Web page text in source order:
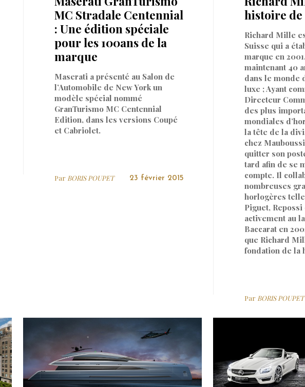
MC Stradale Centennial
: Une édition spéciale
pour les 100ans de la
marque
Maserati a présenté au Salon de
l’Automobile de New York un
modèle spécial nommé
GranTurismo MC Centennial
Edition, dans les versions Coupé
et Cabriolet.
Par BORIS POUPET 23 février 2015
histoire
Richard Mille
Suisse qui a
marque en
maintenant 40
dans le monde
luxe ; Ayant
Directeur
des plus
mondiales
la tête de la
chez
quitter son
tard afin de se
compte. Il
nombreuses
horlogères
Piguet,
activement au
Baccarat en
que Richard
fondation de la
Par BORIS POUPET